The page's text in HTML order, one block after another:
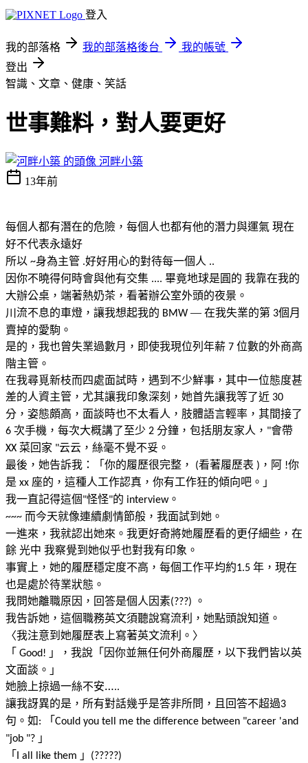
登入
我的部落格 我的部落格後台
我的帳號
登出
智識、文章、健康、笑話
世事難料，對人要更好
河畔小築
13年前
每個人都有潛在的危險，每個人也都有他的潛力與運氣現在
好不代表永遠好
所以 ~身為主管 .好好用心的對待每一個人 ..
因你不曉得何時會與他有交集 .... 畢竟地球是圓的 我靠在我的
大辦公桌，端著熱奶茶，看著辦公室外頭的夜景。
川流不息的車燈，讓我想起我的 BMW —在我失業的第 3個月
賣掉的愛駒。
是的，我也曾失業過數月，即使我現位列年薪 7 位數的外商高
階主管。
在我尋覓新枝而四處面試時，遇到不少鮮事，其中一位態度甚
差的人資主管，尤其讓我印象深刻，她首先讓我等了近 30
分，姿態頗高，面談時也不太看人，肢體語言輕率，其間接了
6 次手機，每次大概講了至少 2 分鐘，包括朋友家人， "會帶
XX 菜回家 "云云，絲毫不覺不妥。
最後，她告訴我：「你的履歷很完整，
(看著履歷表 ) ，阿 !你
是 xx 座的，這種人工作認真，你有工作狂的傾向吧。」
我一直記得這個"怪怪"的 interview。
~~~ 而今天就像連續劇情節般，我面試到她。
一進來，我就認出她來。我更好奇將她履歷看的更仔細些，在
餘光中 我察覺到她似乎也對我有印象。
事實上，她的履歷穩定度不高，每個工作平均約1.5 年，現在
也是處於待業狀態。
我問她離職原因，回答是個人因素(???)
。
我告訴她，這個職務英文須聽說寫流利，她點頭說知道。
〈我注意到她履歷表上寫著英文流利。〉
「 Good! 」，我說「因你並無任何外商履歷，以下我們皆以英
文面談。」
她臉上掠過一絲不安…..
讓我訝異的是，所有對話幾乎是答非所問，且回答不超過3
句。如: 「Could you tell me the difference between "career 'and
"job "? 」
「 I all like them 」 (?????)